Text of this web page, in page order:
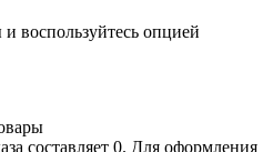
воспользуйтесь опцией
составляет 0. Для оформления